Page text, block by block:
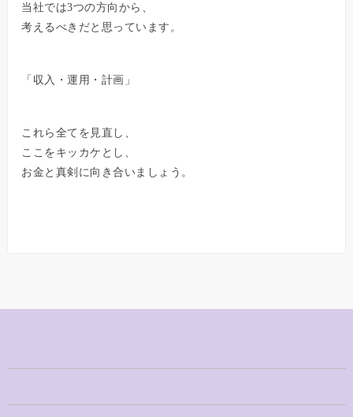
当社では3つの方向から、
考えるべきだと思っています。
「収入・運用・計画」
これら全てを見直し、
ここをキッカケとし、
お金と真剣に向き合いましょう。